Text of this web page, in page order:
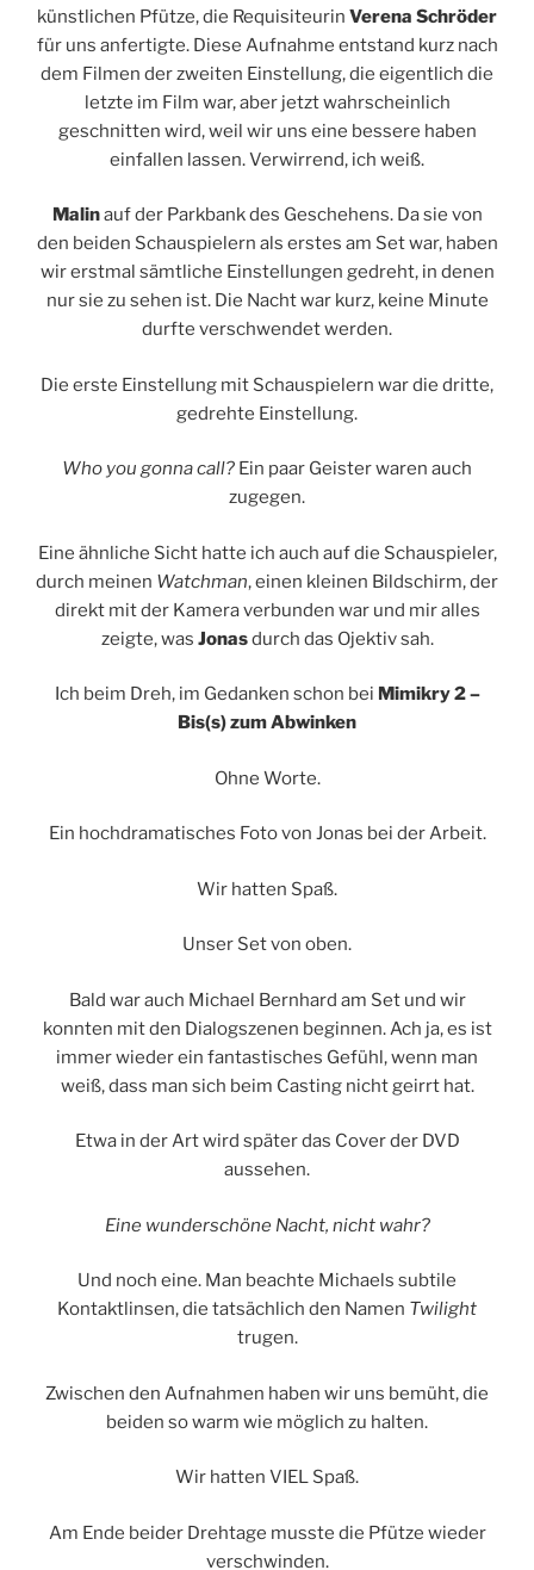
künstlichen Pfütze, die Requisiteurin Verena Schröder
für uns anfertigte. Diese Aufnahme entstand kurz nach
dem Filmen der zweiten Einstellung, die eigentlich die
letzte im Film war, aber jetzt wahrscheinlich
geschnitten wird, weil wir uns eine bessere haben
einfallen lassen. Verwirrend, ich weiß.
Malinauf der Parkbank des Geschehens. Da sie von
den beiden Schauspielern als erstes am Set war, haben
wir erstmal sämtliche Einstellungen gedreht, in denen
nur sie zu sehen ist. Die Nacht war kurz, keine Minute
durfte verschwendet werden.
Die erste Einstellung mit Schauspielern war die dritte,
gedrehte Einstellung.
Who you gonna call? Ein paar Geister waren auch
zugegen.
Eine ähnliche Sicht hatte ich auch auf die Schauspieler,
durch meinen Watchman, einen kleinen Bildschirm, der
direkt mit der Kamera verbunden war und mir alles
zeigte, was Jonasdurch das Ojektiv sah.
Ich beim Dreh, im Gedanken schon bei Mimikry 2 –
Bis(s) zum Abwinken
Ohne Worte.
Ein hochdramatisches Foto von Jonas bei der Arbeit.
Wir hatten Spaß.
Unser Set von oben.
Bald war auch Michael Bernhard am Set und wir
konnten mit den Dialogszenen beginnen. Ach ja, es ist
immer wieder ein fantastisches Gefühl, wenn man
weiß, dass man sich beim Casting nicht geirrt hat.
Etwa in der Art wird später das Cover der DVD
aussehen.
Eine wunderschöne Nacht, nicht wahr?
Und noch eine. Man beachte Michaels subtile
Kontaktlinsen, die tatsächlich den Namen Twilight
trugen.
Zwischen den Aufnahmen haben wir uns bemüht, die
beiden so warm wie möglich zu halten.
Wir hatten VIEL Spaß.
Am Ende beider Drehtage musste die Pfütze wieder
verschwinden.